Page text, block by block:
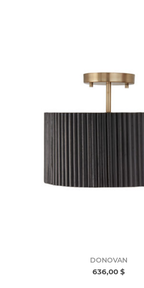
DONOVAN
636,00 $